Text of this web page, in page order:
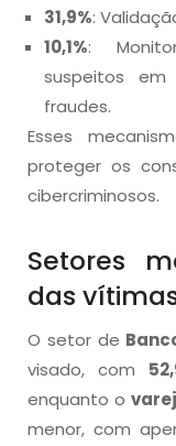
31,9%:
10,1%:
suspeitos
fraudes.
Esses
proteger os
cibercriminosos.
Setores
das
O setor de
visado, com
enquanto o
menor, com